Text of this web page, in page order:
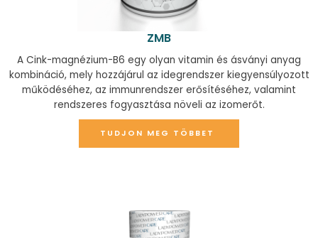
ZMB
A Cink-magnézium-B6 egy olyan vitamin és ásványi anyag
kombináció, mely hozzájárul az idegrendszer kiegyensúlyozott
működéséhez, az immunrendszer erősítéséhez, valamint
rendszeres fogyasztása növeli az izomerőt.
TUDJON MEG TÖBBET